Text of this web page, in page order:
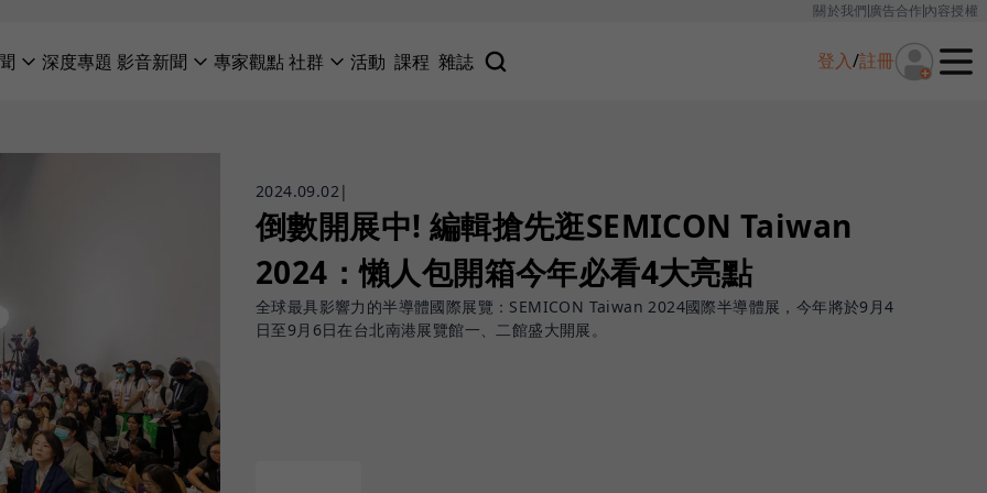
關於我們廣告合作內容授權
深度專題 影音新聞 專家觀點社群 活動 課程 雜誌 登入/註冊
2024.09.02|
倒數開展中! 編輯搶先逛SEMICON Taiwan
2024：懶人包開箱今年必看4大亮點
全球最具影響力的半導體國際展覽：SEMICON Taiwan 2024國際半導體展，今年將於9月4
日至9月6日在台北南港展覽館一、二館盛大開展。